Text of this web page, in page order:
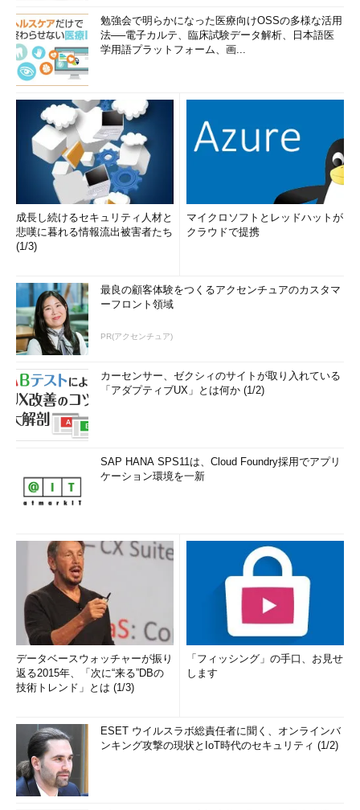
勉強会で明らかになった医療向けOSSの多様な活用
法──電子カルテ、臨床試験データ解析、日本語医
学用語プラットフォーム、画...
成長し続けるセキュリティ人材と
悲嘆に暮れる情報流出被害者たち
(1/3)
マイクロソフトとレッドハットが
クラウドで提携
最良の顧客体験をつくるアクセンチュアのカスタマ
ーフロント領域
PR(アクセンチュア)
カーセンサー、ゼクシィのサイトが取り入れている
「アダプティブUX」とは何か (1/2)
SAP HANA SPS11は、Cloud Foundry採用でアプリ
ケーション環境を一新
データベースウォッチャーが振り
返る2015年、「次に“来る”DBの
技術トレンド」とは (1/3)
「フィッシング」の手口、お見せ
します
ESET ウイルスラボ総責任者に聞く、オンラインバ
ンキング攻撃の現状とIoT時代のセキュリティ (1/2)